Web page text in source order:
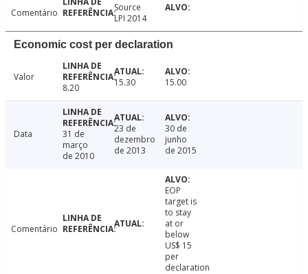
Comentário
Source
LPI 2014
Economic cost per declaration
Valor
8.20
15.30 15.00
Data
31 de
março
de 2010
23 de
dezembro
de 2013
30 de
junho
de 2015
Comentário
EOP
target is
to stay
at or
below
US$ 15
per
declaration